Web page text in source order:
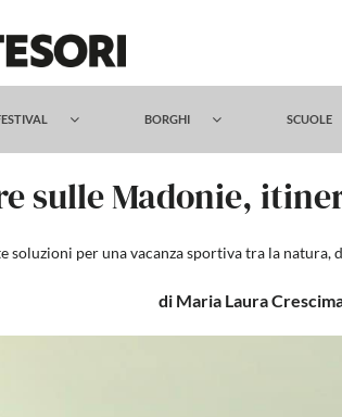
BORGHI SCUOLE
sulle Madonie,
soluzioni per una vacanza sportiva tra la
di Maria Laura